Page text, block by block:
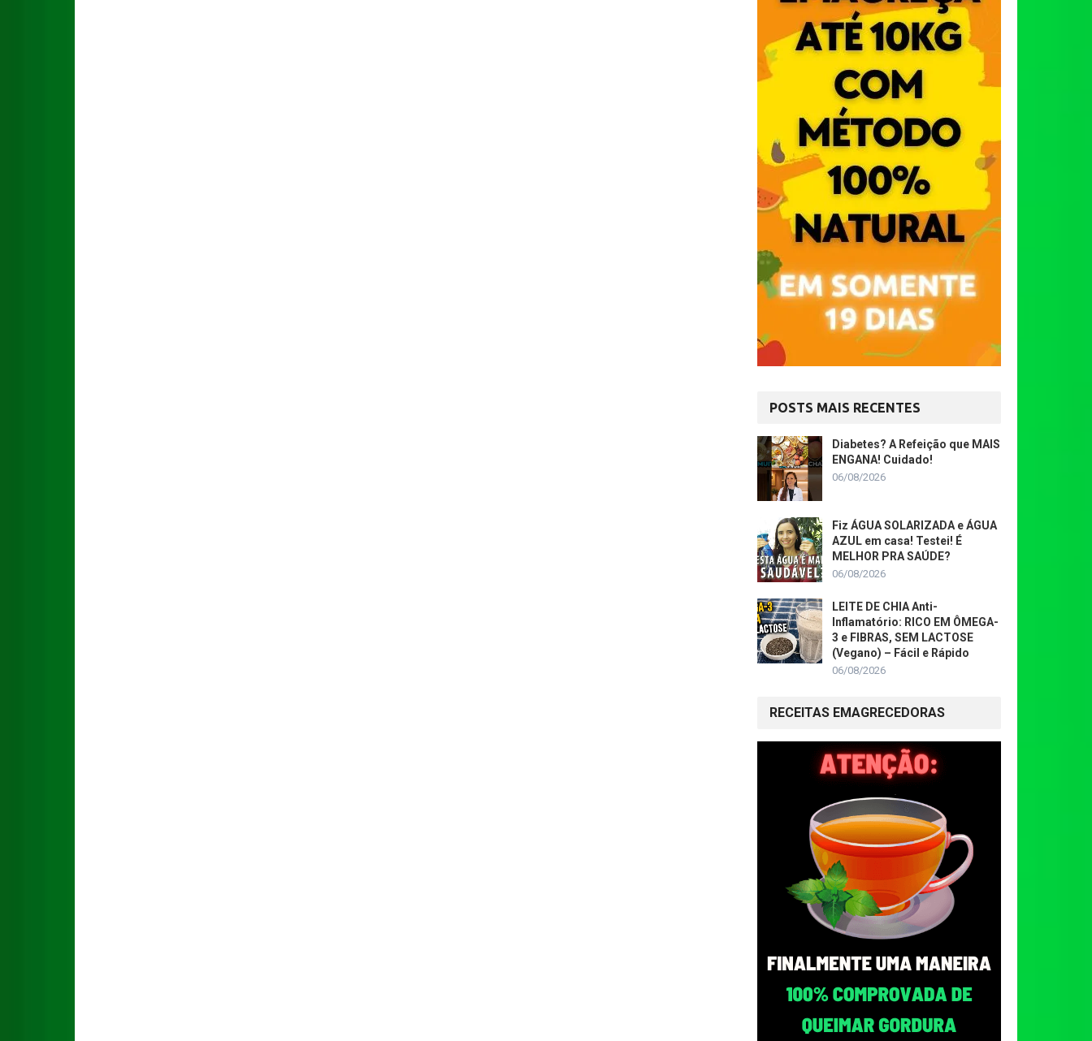
POSTS MAIS RECENTES
Diabetes? A Refeição que MAIS
ENGANA! Cuidado!
06/08/2026
Fiz ÁGUA SOLARIZADA e ÁGUA
AZUL em casa! Testei! É
MELHOR PRA SAÚDE?
06/08/2026
LEITE DE CHIA Anti-
Inflamatório: RICO EM ÔMEGA-
3 e FIBRAS, SEM LACTOSE
(Vegano) – Fácil e Rápido
06/08/2026
RECEITAS EMAGRECEDORAS